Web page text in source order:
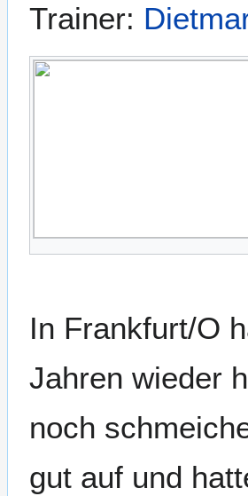
Trainer:
In Frankfurt/O
Jahren wieder
noch
gut auf und